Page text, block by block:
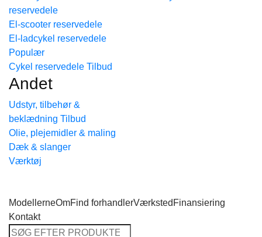
reservedele
El-scooter reservedele
El-ladcykel reservedele
Cykel reservedele
Andet
Udstyr, tilbehør &
beklædning
Olie, plejemidler & maling
Dæk & slanger
Værktøj
ModellerneOmFind forhandlerVærksted Finansiering
Kontakt
Søg